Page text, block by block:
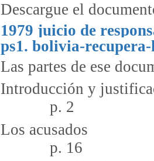
Descargue el
1979 juicio de
ps1. bolivia-
Las partes de ese
p. 2
Los
p. 16